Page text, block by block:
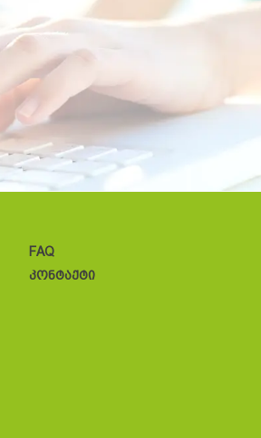
FAQ
კონტაქტი